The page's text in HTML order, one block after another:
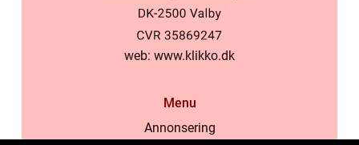
web: www.klikko.dk
Menu
Annonsering